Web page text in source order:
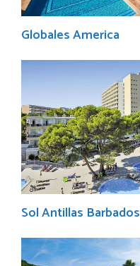
Globales America
Sol Antillas Barbados